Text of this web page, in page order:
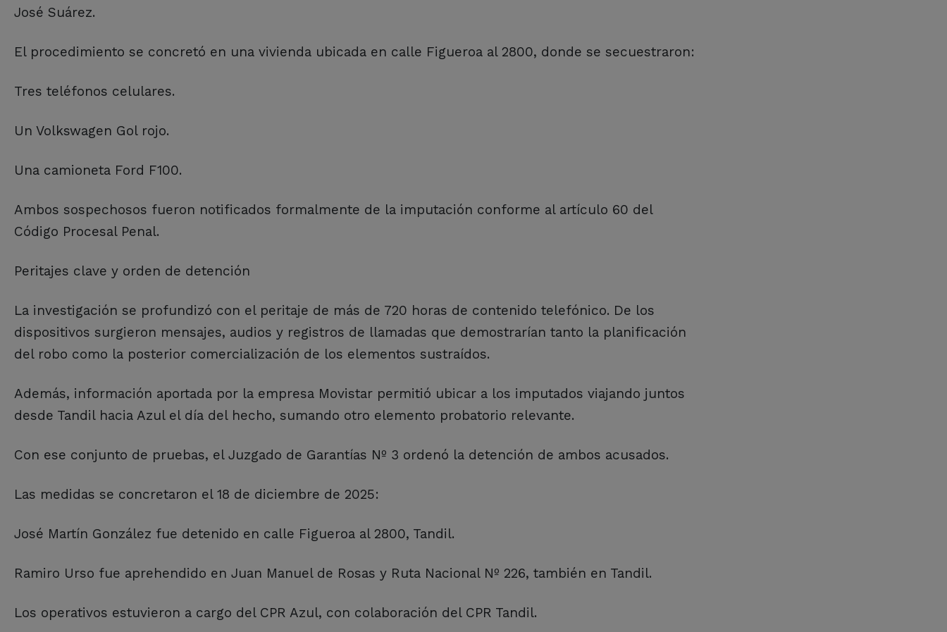
José Suárez.
El procedimiento se concretó en una vivienda ubicada en calle Figueroa al 2800, donde se secuestraron:
Tres teléfonos celulares.
Un Volkswagen Gol rojo.
Una camioneta Ford F100.
Ambos sospechosos fueron notificados formalmente de la imputación conforme al artículo 60 del
Código Procesal Penal.
Peritajes clave y orden de detención
La investigación se profundizó con el peritaje de más de 720 horas de contenido telefónico. De los
dispositivos surgieron mensajes, audios y registros de llamadas que demostrarían tanto la planificación
del robo como la posterior comercialización de los elementos sustraídos.
Además, información aportada por la empresa Movistar permitió ubicar a los imputados viajando juntos
desde Tandil hacia Azul el día del hecho, sumando otro elemento probatorio relevante.
Con ese conjunto de pruebas, el Juzgado de Garantías Nº 3 ordenó la detención de ambos acusados.
Las medidas se concretaron el 18 de diciembre de 2025:
José Martín González fue detenido en calle Figueroa al 2800, Tandil.
Ramiro Urso fue aprehendido en Juan Manuel de Rosas y Ruta Nacional Nº 226, también en Tandil.
Los operativos estuvieron a cargo del CPR Azul, con colaboración del CPR Tandil.